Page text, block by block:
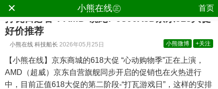
× 小熊在线㊣ 首页
打瓦日必备！AMD 锐龙7 9800X3D京东618大促
好价推荐
小熊在线 科技船长 2026年05月25日 小熊微博 +关注
【小熊在线】京东商城的618大促 “心动购物季”正在上演，
AMD（超威）京东自营旗舰同步开启的促销也在火热进行
中，目前正值618大促的第二阶段-“打瓦游戏日”，这样的安排